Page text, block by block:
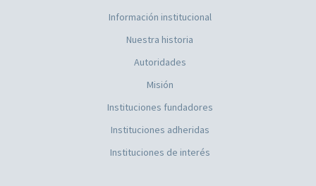
Información institucional
Nuestra historia
Autoridades
Misión
Instituciones fundadores
Instituciones adheridas
Instituciones de interés